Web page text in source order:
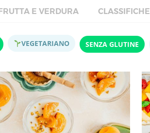
E VERDURA CLASSIFICHE
VEGETARIANO SENZA GLUTINE